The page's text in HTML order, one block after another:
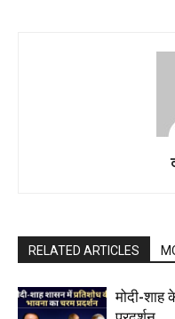
RELATED ARTICLES
मोदी-शाह